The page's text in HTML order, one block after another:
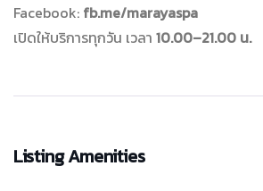
Facebook: fb.me/marayaspa
เปิดให้บริการทุกวัน เวลา 10.00–21.00 น.
Listing Amenities